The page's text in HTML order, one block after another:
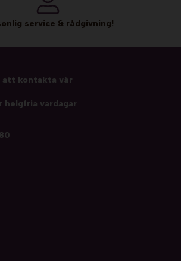
service & rådgivning!
att kontakta vår
helgfria vardagar